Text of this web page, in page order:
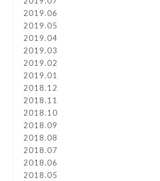
2019.06
2019.05
2019.04
2019.03
2019.02
2019.01
2018.12
2018.11
2018.10
2018.09
2018.08
2018.07
2018.06
2018.05